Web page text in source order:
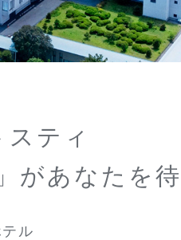
スティ
があなたを
ル